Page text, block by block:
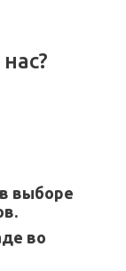
выборе
во